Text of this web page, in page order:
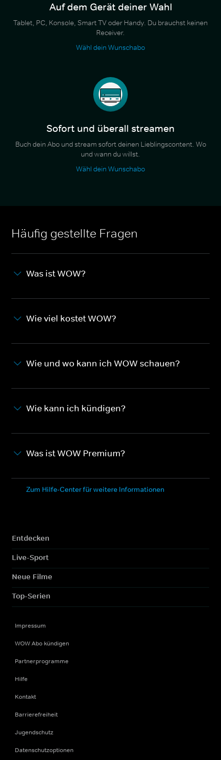
Auf dem Gerät deiner Wahl
Tablet, PC, Konsole, Smart TV oder Handy. Du brauchst keinen
Receiver.
Wähl dein Wunschabo
Sofort und überall streamen
Buch dein Abo und stream sofort deinen Lieblingscontent. Wo
und wann du willst.
Wähl dein Wunschabo
Häufig gestellte Fragen
Was ist WOW?
Wie viel kostet WOW?
Wie und wo kann ich WOW schauen?
Wie kann ich kündigen?
Was ist WOW Premium?
Zum Hilfe-Center für weitere Informationen
Entdecken
Live-Sport
Neue Filme
Top-Serien
Impressum
WOW Abo kündigen
Partnerprogramme
Hilfe
Kontakt
Barrierefreiheit
Jugendschutz
Datenschutzoptionen